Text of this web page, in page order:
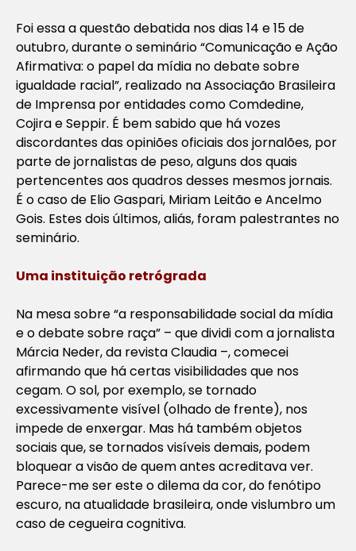
Foi essa a questão debatida nos dias 14 e 15 de
outubro, durante o seminário “Comunicação e Ação
Afirmativa: o papel da mídia no debate sobre
igualdade racial”, realizado na Associação Brasileira
de Imprensa por entidades como Comdedine,
Cojira e Seppir. É bem sabido que há vozes
discordantes das opiniões oficiais dos jornalões, por
parte de jornalistas de peso, alguns dos quais
pertencentes aos quadros desses mesmos jornais.
É o caso de Elio Gaspari, Miriam Leitão e Ancelmo
Gois. Estes dois últimos, aliás, foram palestrantes no
seminário.
Uma instituição retrógrada
Na mesa sobre “a responsabilidade social da mídia
e o debate sobre raça” – que dividi com a jornalista
Márcia Neder, da revistaClaudia –, comecei
afirmando que há certas visibilidades que nos
cegam. O sol, por exemplo, se tornado
excessivamente visível (olhado de frente), nos
impede de enxergar. Mas há também objetos
sociais que, se tornados visíveis demais, podem
bloquear a visão de quem antes acreditava ver.
Parece-me ser este o dilema da cor, do fenótipo
escuro, na atualidade brasileira, onde vislumbro um
caso de cegueira cognitiva.